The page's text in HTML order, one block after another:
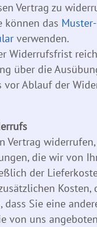
Vertrag zu
können das Muster-
verwenden.
Widerrufsfrist
über die
vor Ablauf der
Vertrag
die wir von
der
Kosten,
dass Sie eine
von uns